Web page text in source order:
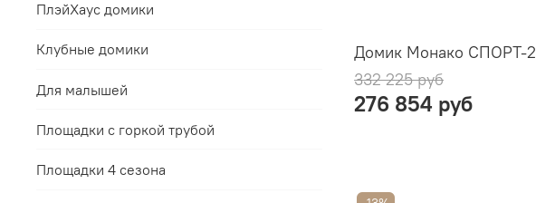
Домик Монако СПОРТ-2
332 225 руб
276 854 руб
ПлэйХаус домики
Клубные домики
Для малышей
Площадки с горкой трубой
Площадки 4 сезона